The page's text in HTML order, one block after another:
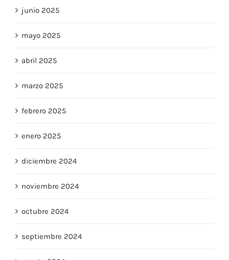
junio 2025
mayo 2025
abril 2025
marzo 2025
febrero 2025
enero 2025
diciembre 2024
noviembre 2024
octubre 2024
septiembre 2024